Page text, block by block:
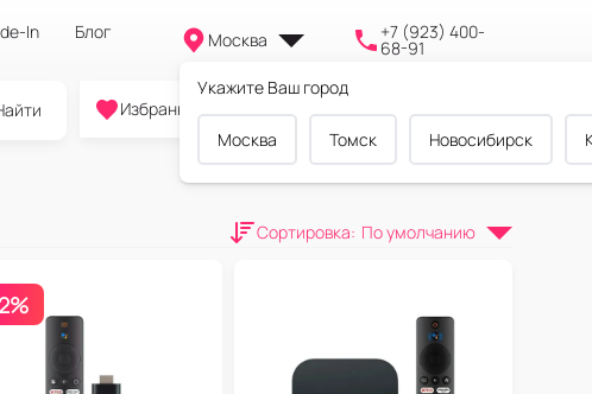
In Блог Москва
Укажите Ваш город
Москва Томск Новосибирск
+7 (923) 400-
68-91
0
Избранное Cравнение Корзина
Сортировка: По умолчанию